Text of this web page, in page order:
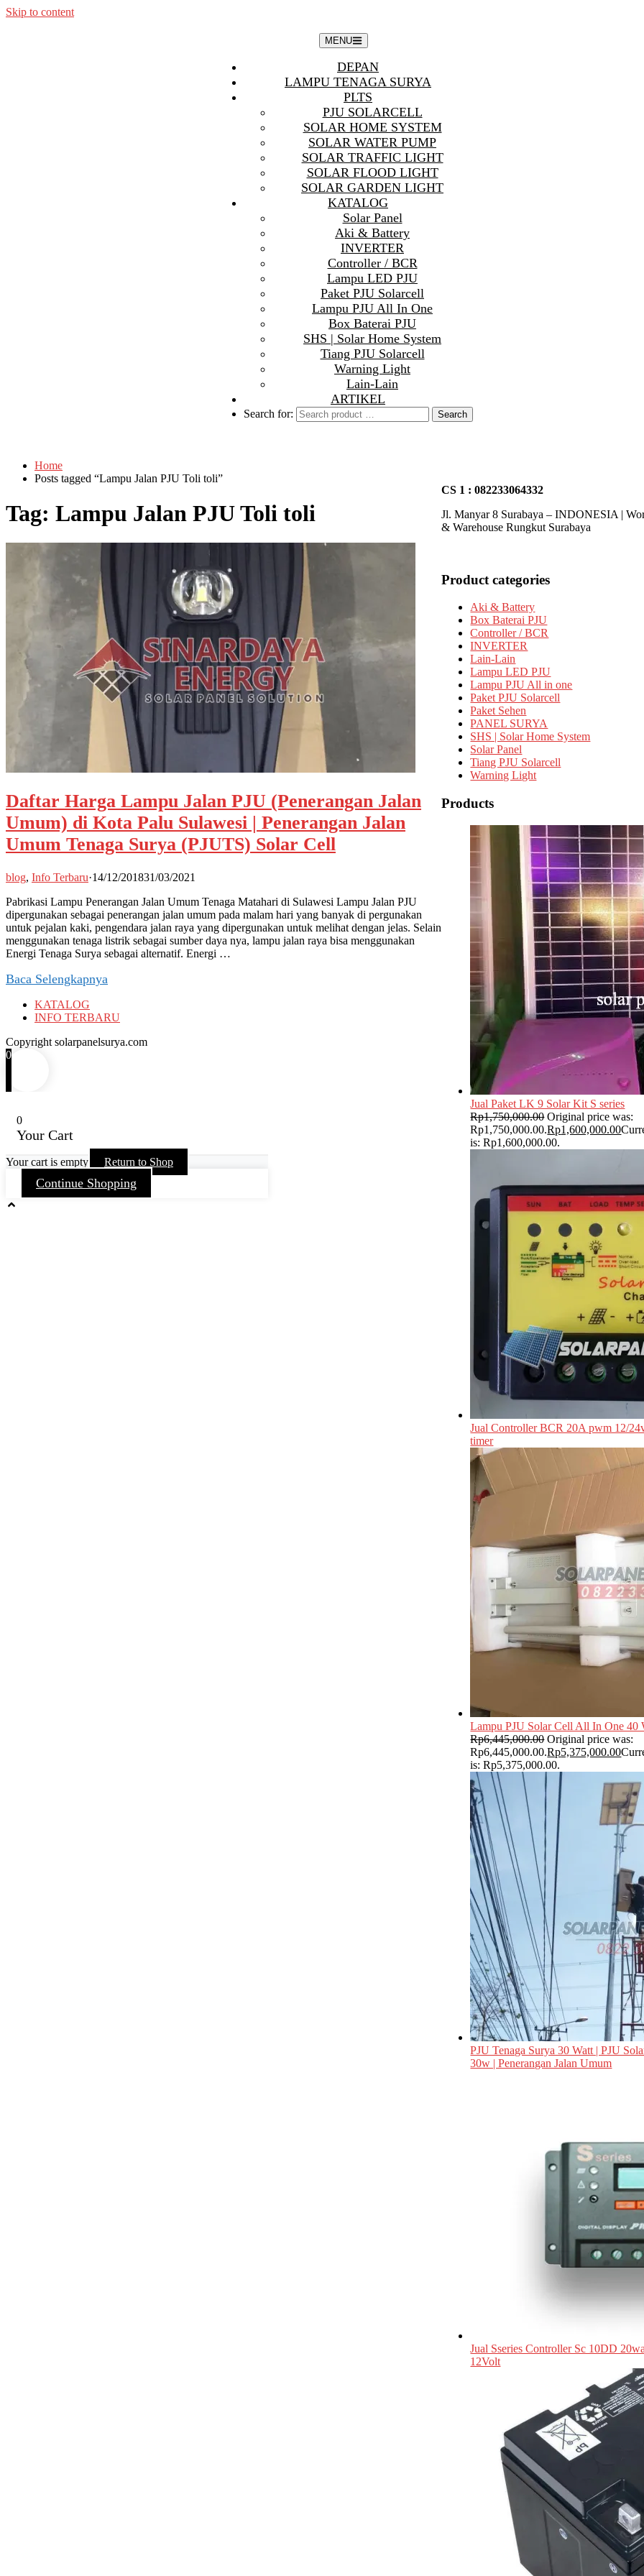
Skip to content
MENU
DEPAN
LAMPU TENAGA SURYA
PLTS
PJU SOLARCELL
SOLAR HOME SYSTEM
SOLAR WATER PUMP
SOLAR TRAFFIC LIGHT
SOLAR FLOOD LIGHT
SOLAR GARDEN LIGHT
KATALOG
Solar Panel
Aki & Battery
INVERTER
Controller / BCR
Lampu LED PJU
Paket PJU Solarcell
Lampu PJU All In One
Box Baterai PJU
SHS | Solar Home System
Tiang PJU Solarcell
Warning Light
Lain-Lain
ARTIKEL
Search for:
Home
Posts tagged “Lampu Jalan PJU Toli toli”
Tag: Lampu Jalan PJU Toli toli
Daftar Harga Lampu Jalan PJU (Penerangan Jalan
Umum) di Kota Palu Sulawesi | Penerangan Jalan
Umum Tenaga Surya (PJUTS) Solar Cell
blog, Info Terbaru·14/12/201831/03/2021
Pabrikasi Lampu Penerangan Jalan Umum Tenaga Matahari di Sulawesi Lampu Jalan PJU
dipergunakan sebagai penerangan jalan umum pada malam hari yang banyak di pergunakan
untuk pejalan kaki, pengendara jalan raya yang dipergunakan untuk melihat dengan jelas. Selain
menggunakan tenaga listrik sebagai sumber daya nya, lampu jalan raya bisa menggunakan
Energi Tenaga Surya sebagai alternatif. Energi …
Baca Selengkapnya
CS 1 : 082233064332
Jl. Manyar 8 Surabaya – INDONESIA |
& Warehouse Rungkut Surabaya
Product categories
Aki & Battery
Box Baterai PJU
Controller / BCR
INVERTER
Lain-Lain
Lampu LED PJU
Lampu PJU All in one
Paket PJU Solarcell
Paket Sehen
PANEL SURYA
SHS | Solar Home System
Solar Panel
Tiang PJU Solarcell
Warning Light
Products
Jual Paket LK 9 Solar Kit S series
Rp1,750,000.00 Original price was:
Rp1,750,000.00.Rp1,600,000.00
is: Rp1,600,000.00.
Jual Controller BCR 20A pwm 12/
timer
Lampu PJU Solar Cell All In One 40
Rp6,445,000.00 Original price was:
Rp6,445,000.00.Rp5,375,000.00
is: Rp5,375,000.00.
PJU Tenaga Surya 30 Watt | PJU
30w | Penerangan Jalan Umum
Jual Sseries Controller Sc 10DD
12Volt
KATALOG
INFO TERBARU
Copyright solarpanelsurya.com
0
0
Your Cart
Your cart is empty Return to Shop
Continue Shopping